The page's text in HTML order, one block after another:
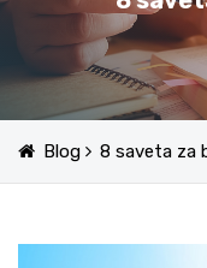
Blog 8 saveta za